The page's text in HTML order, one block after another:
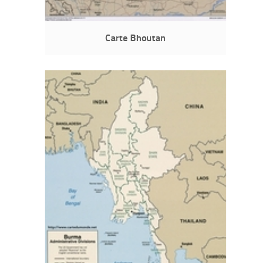
Carte Bhoutan